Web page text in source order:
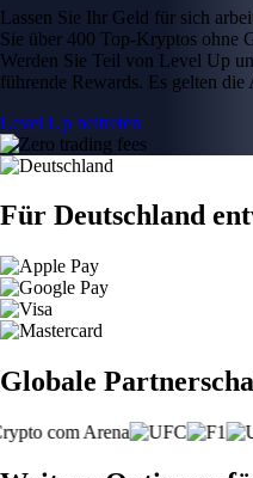
Lassen Sie Ihr Geld für sich
Sie über 400 Top-Kryptos ohne
Werden Sie Teil von Level Up
führende Rewards. Es gelten
Level Up beitreten
Für Deutschland
Globale